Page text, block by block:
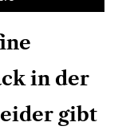
in der
gibt